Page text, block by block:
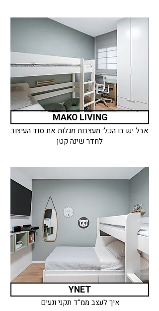
MAKO LIVING
אבל יש בו הכל: מעצבות מגלות את סוד העיצוב
לחדר שינה קטן
YNET
איך לעצב ממ"ד תקני ונעים